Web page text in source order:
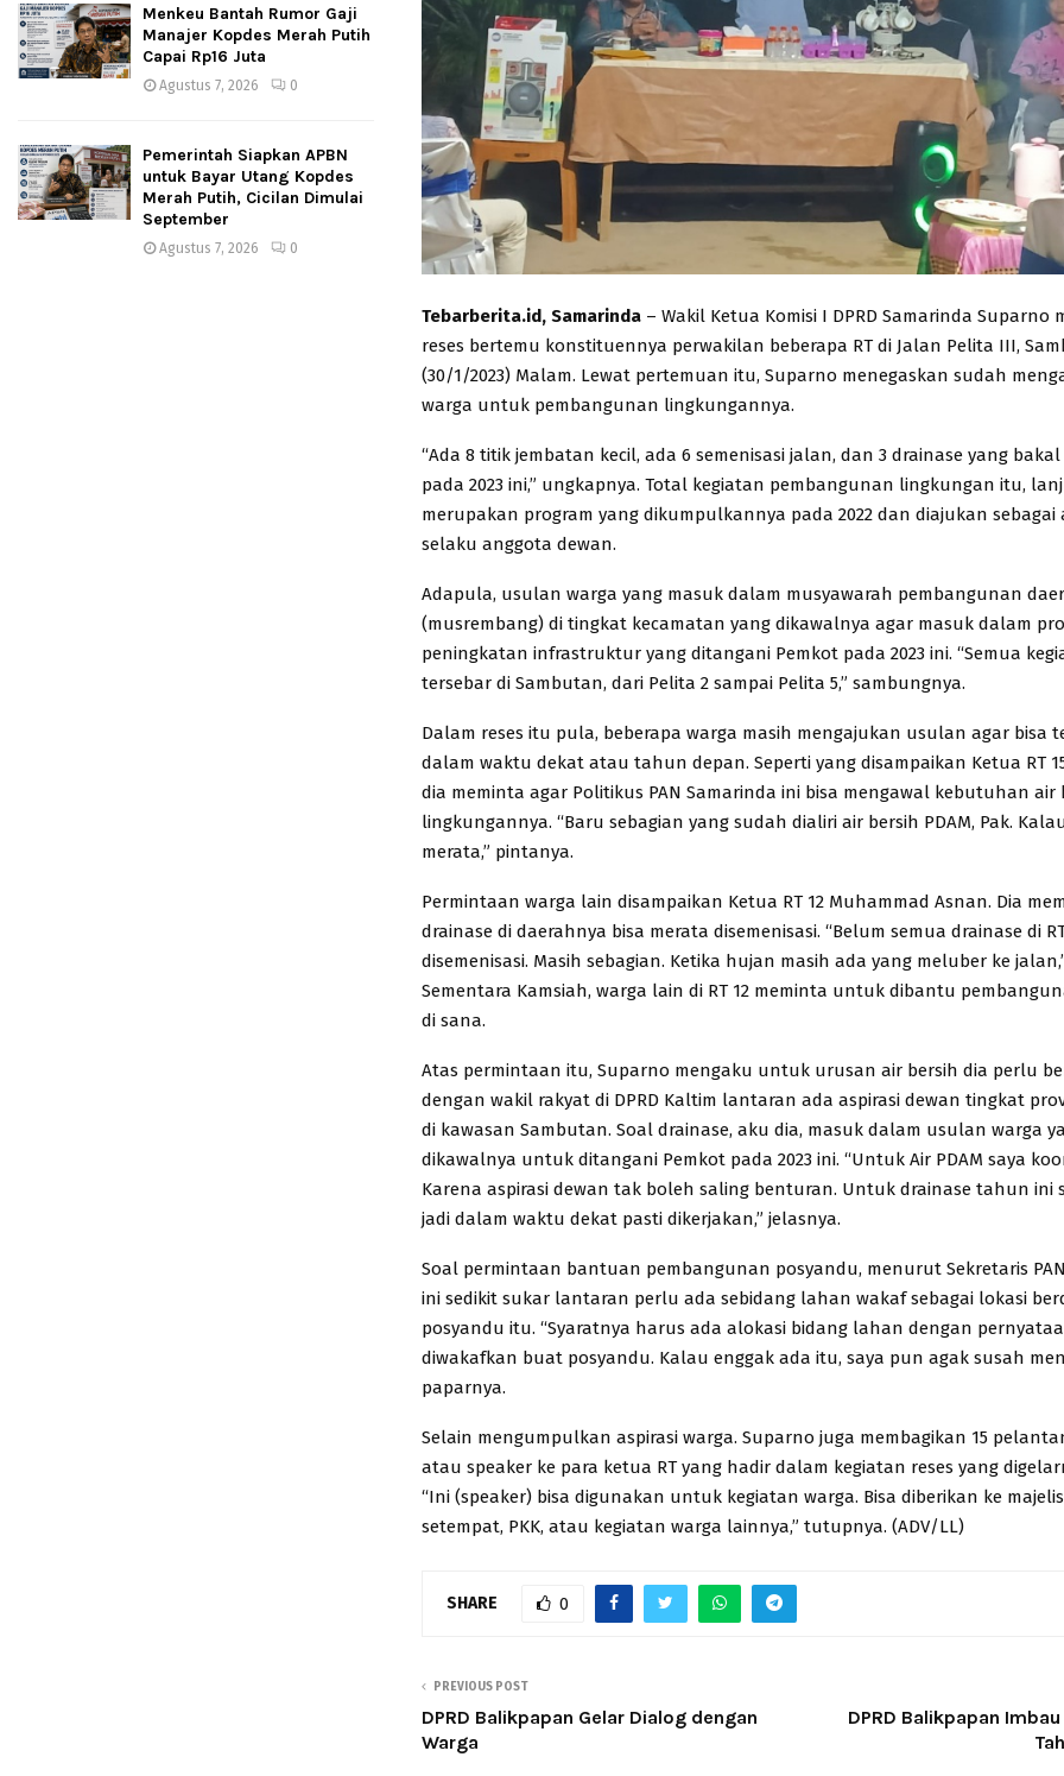
Tebarberita.id, Samarinda – Wakil Ketua Komisi I DPRD Samarinda Suparno
reses bertemu konstituennya perwakilan beberapa RT di Jalan Pelita III,
(30/1/2023) Malam. Lewat pertemuan itu, Suparno menegaskan sudah
warga untuk pembangunan lingkungannya.
“Ada 8 titik jembatan kecil, ada 6 semenisasi jalan, dan 3 drainase yang
pada 2023 ini,” ungkapnya. Total kegiatan pembangunan lingkungan itu,
merupakan program yang dikumpulkannya pada 2022 dan diajukan sebagai
selaku anggota dewan.
Adapula, usulan warga yang masuk dalam musyawarah pembangunan
(musrembang) di tingkat kecamatan yang dikawalnya agar masuk dalam
peningkatan infrastruktur yang ditangani Pemkot pada 2023 ini. “Semua
tersebar di Sambutan, dari Pelita 2 sampai Pelita 5,” sambungnya.
Dalam reses itu pula, beberapa warga masih mengajukan usulan agar bisa
dalam waktu dekat atau tahun depan. Seperti yang disampaikan Ketua RT
dia meminta agar Politikus PAN Samarinda ini bisa mengawal kebutuhan air
lingkungannya. “Baru sebagian yang sudah dialiri air bersih PDAM, Pak.
merata,” pintanya.
Permintaan warga lain disampaikan Ketua RT 12 Muhammad Asnan. Dia
drainase di daerahnya bisa merata disemenisasi. “Belum semua drainase di
disemenisasi. Masih sebagian. Ketika hujan masih ada yang meluber ke
Sementara Kamsiah, warga lain di RT 12 meminta untuk dibantu
di sana.
Atas permintaan itu, Suparno mengaku untuk urusan air bersih dia perlu
dengan wakil rakyat di DPRD Kaltim lantaran ada aspirasi dewan tingkat
di kawasan Sambutan. Soal drainase, aku dia, masuk dalam usulan warga
dikawalnya untuk ditangani Pemkot pada 2023 ini. “Untuk Air PDAM saya
Karena aspirasi dewan tak boleh saling benturan. Untuk drainase tahun ini
jadi dalam waktu dekat pasti dikerjakan,” jelasnya.
Soal permintaan bantuan pembangunan posyandu, menurut Sekretaris
ini sedikit sukar lantaran perlu ada sebidang lahan wakaf sebagai lokasi
posyandu itu. “Syaratnya harus ada alokasi bidang lahan dengan
diwakafkan buat posyandu. Kalau enggak ada itu, saya pun agak susah
paparnya.
Selain mengumpulkan aspirasi warga. Suparno juga membagikan 15
atau speaker ke para ketua RT yang hadir dalam kegiatan reses yang
“Ini (speaker) bisa digunakan untuk kegiatan warga. Bisa diberikan ke
setempat, PKK, atau kegiatan warga lainnya,” tutupnya. (ADV/LL)
SHARE 0
PREVIOUS POST
DPRD Balikpapan Gelar Dialog dengan
Warga
DPRD Balikpapan
Menkeu Bantah Rumor Gaji
Manajer Kopdes Merah Putih
Capai Rp16 Juta
Agustus 7, 2026 0
Pemerintah Siapkan APBN
untuk Bayar Utang Kopdes
Merah Putih, Cicilan Dimulai
September
Agustus 7, 2026 0